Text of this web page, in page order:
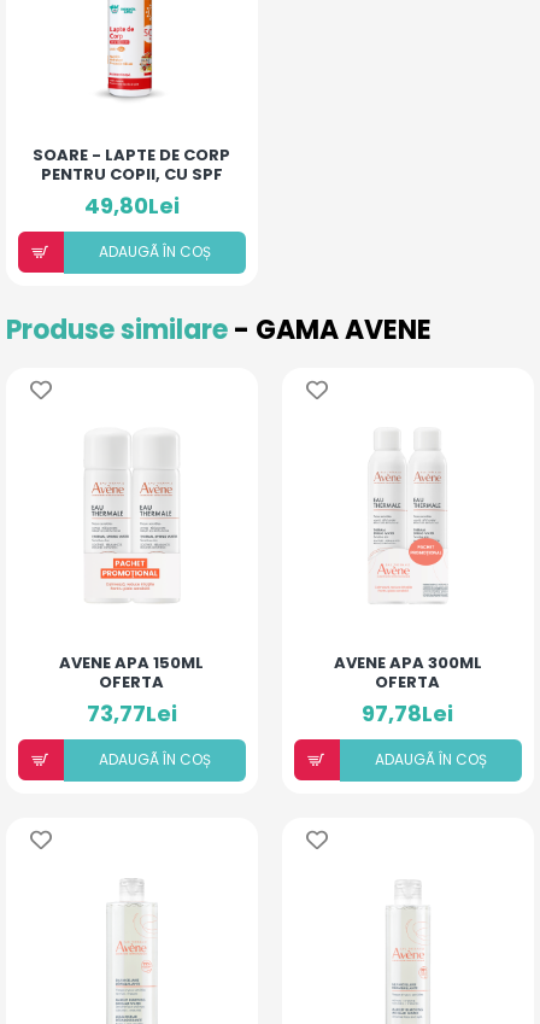
SOARE - LAPTE DE CORP
PENTRU COPII, CU SPF
50+
49,80Lei
ADAUGÃ ÎN COȘ
Produse similare- GAMA AVENE
AVENE APA 150ML
OFERTA
73,77Lei
ADAUGÃ ÎN COȘ
AVENE APA 300ML
OFERTA
97,78Lei
ADAUGÃ ÎN COȘ